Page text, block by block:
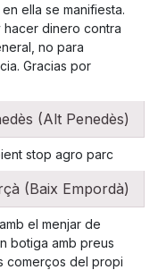
ella se manifiesta.
dinero contra
no para
Gracias por
(Alt Penedès)
stop agro parc
(Baix Empordà)
el menjar de
botiga amb preus
comerços del propi